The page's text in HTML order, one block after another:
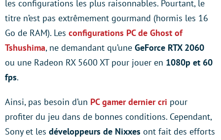
les configurations les plus raisonnables. Pourtant, le
titre n’est pas extrêmement gourmand (hormis les 16
Go de RAM). Les configurations PC de Ghost of
Tshushima, ne demandant qu’une GeForce RTX 2060
ou une Radeon RX 5600 XT pour jouer en 1080p et 60
fps.
Ainsi, pas besoin d’un PC gamer dernier cri pour
profiter du jeu dans de bonnes conditions. Cependant,
Sony et les développeurs de Nixxes ont fait des efforts